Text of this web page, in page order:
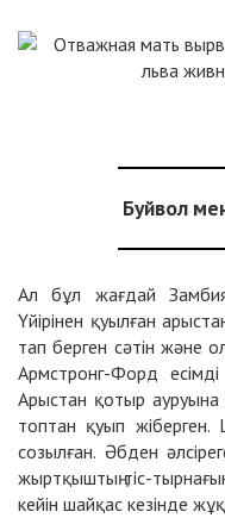
Буйвол
Ал бұл жағдай
Үйірінен қуылған
тап берген сәтін және
Армстронг-Форд
Арыстан қотыр ауруына
топтан қуып
созылған. Әбден
жыртқыштың тіс-
кейін шайқас кезінде